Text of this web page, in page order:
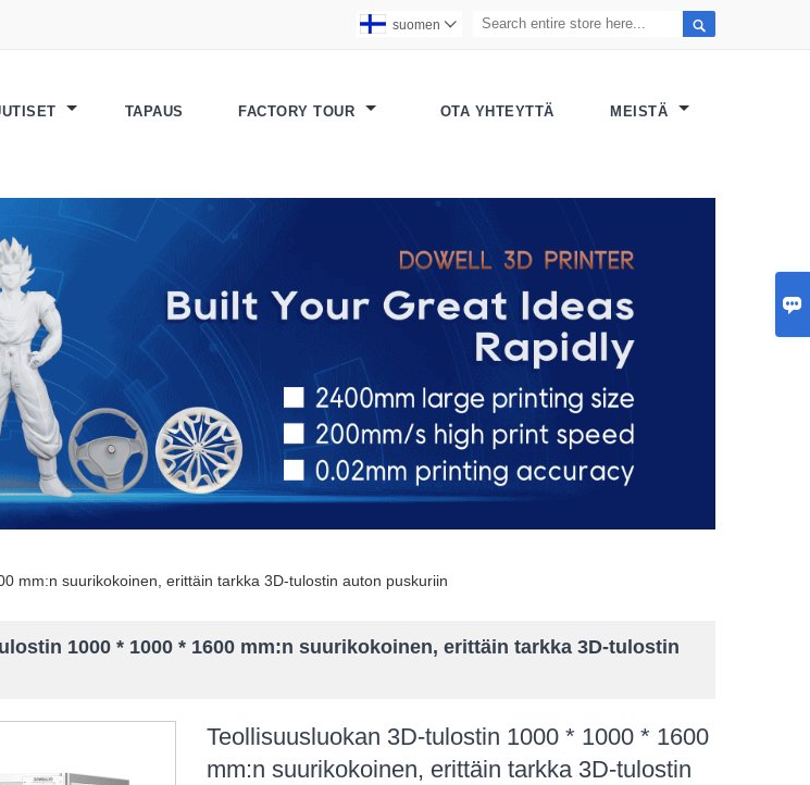


suomen 
TAPAUS FACTORY TOUR OTA YHTEYTTÄ MEISTÄ
mm:n suurikokoinen, erittäin tarkka 3D-tulostin auton puskuriin
1000 * 1000 * 1600 mm:n suurikokoinen, erittäin tarkka 3D-tulostin
Teollisuusluokan 3D-tulostin 1000 * 1000 * 1600
mm:n suurikokoinen, erittäin tarkka 3D-tulostin